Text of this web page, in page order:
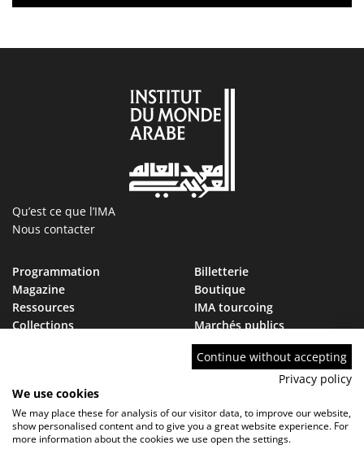
Qu’est ce que l’IMA
Nous contacter
Programmation
Magazine
Ressources
Collections
Billetterie
Boutique
IMA tourcoing
Marchés publics
Nous rejoindre
Continue without accepting
Privacy policy
We use cookies
We may place these for analysis of our visitor data, to improve our website,
show personalised content and to give you a great website experience. For
more information about the cookies we use open the settings.